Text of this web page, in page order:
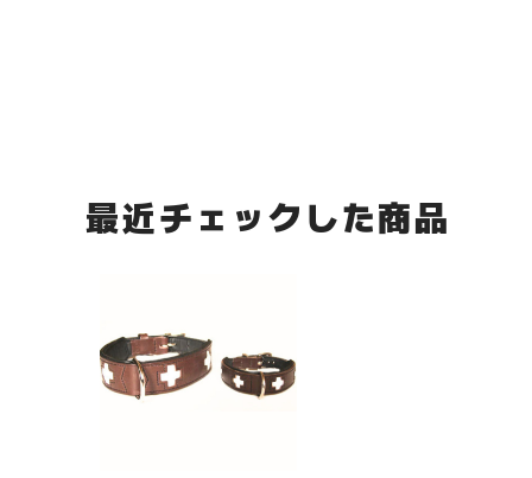
最近チェックした商品